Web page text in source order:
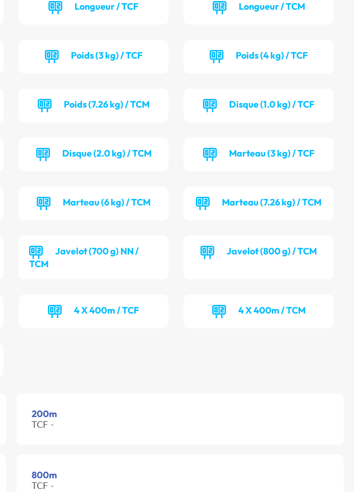
Longueur / TCF Longueur / TCM
Poids (3 kg) / TCF Poids (4 kg) / TCF
Poids (7.26 kg) / TCM Disque (1.0 kg) / TCF
Disque (2.0 kg) / TCM Marteau (3 kg) / TCF
Marteau (6 kg) / TCM Marteau (7.26 kg) / TCM
Javelot (700 g) NN /
TCM
Javelot (800 g) / TCM
4 X 400m / TCF 4 X 400m / TCM
200m
TCF -
800m
TCF -